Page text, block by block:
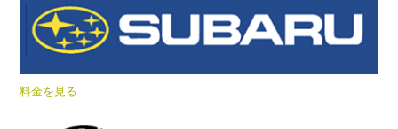
料金を見る